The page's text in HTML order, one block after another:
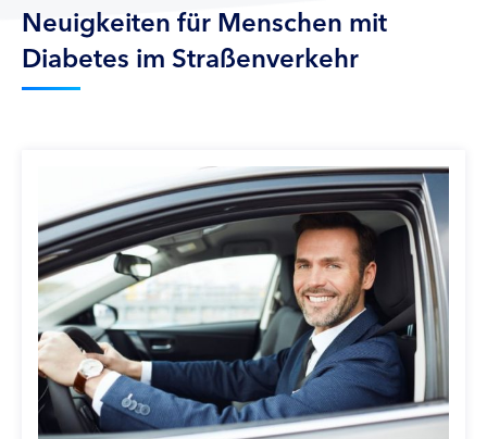
Neuigkeiten für Menschen mit
Diabetes im Straßenverkehr